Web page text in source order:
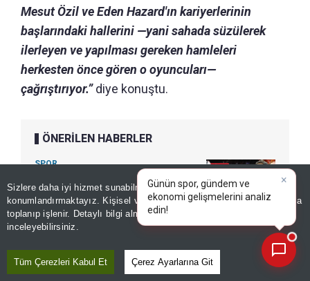
Sizlere daha iyi hizmet sunabilmek adına sitemizdeçerez
konumlandırmaktayız. Kişisel verileriniz, KVKK ve GDPR kapsamında
toplanıp işlenir. Detaylı bilgi almak için
inceleyebilirsiniz.
Tüm Çerezleri Kabul Et Çerez Ayarlarına Git
Mesut Özil ve Eden Hazard'ın kariyerlerinin
başlarındaki hallerini —yani sahada süzülerek
ilerleyen ve yapılması gereken hamleleri
herkesten önce gören o oyuncuları—
çağrıştırıyor.”diye konuştu.
ÖNERİLEN HABERLER
SPOR
ÖZEL | Batrakov'u keşfeden
hoca, Türkiye Gazetesi'ne
konuştu: Galatasaray’da kilit
oyunculardan olur
|